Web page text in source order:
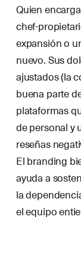
Quien
chef-
expansión o
nuevo. Sus
ajustados (la
buena parte
plataformas
de personal y
reseñas
El branding
ayuda a
la
el equipo